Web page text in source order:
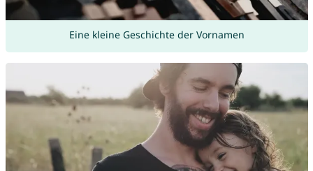
Eine kleine Geschichte der Vornamen